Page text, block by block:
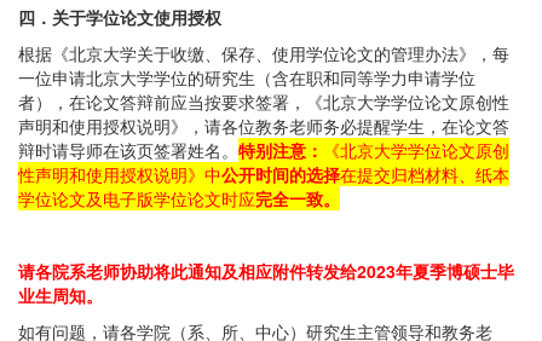
四．关于学位论文使用授权
根据《北京大学关于收缴、保存、使用学位论文的管理办法》，每
一位申请北京大学学位的研究生（含在职和同等学力申请学位
者），在论文答辩前应当按要求签署，《北京大学学位论文原创性
声明和使用授权说明》，请各位教务老师务必提醒学生，在论文答
辩时请导师在该页签署姓名。 特别注意：
《北京大学学位论文原创
性声明和使用授权说明》中公开时间的选择在提交归档材料、纸本
学位论文及电子版学位论文时应完全一致。
请各院系老师协助将此通知及相应附件转发给2023年夏季博硕士毕
业生周知。
如有问题，请各学院（系、所、中心）研究生主管领导和教务老